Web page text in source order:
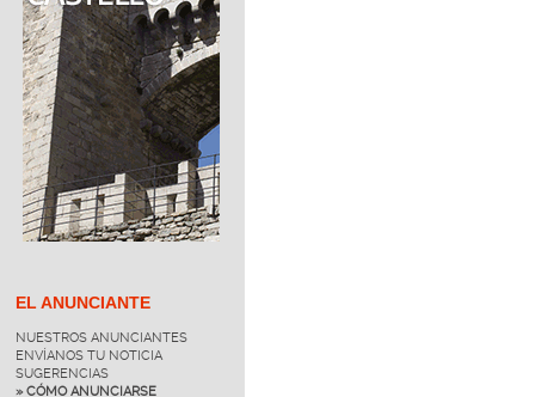
EL ANUNCIANTE
NUESTROS ANUNCIANTES
ENVÍANOS TU NOTICIA
SUGERENCIAS
» CÓMO ANUNCIARSE